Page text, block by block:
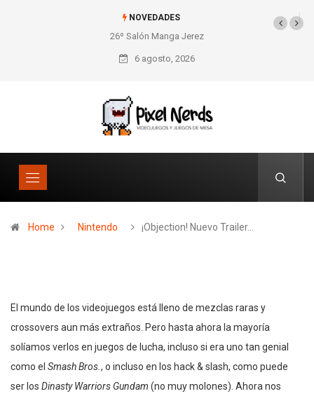
NOVEDADES
26º Salón Manga Jerez SNES Pixel Book para
los amantes de lo retro
6 agosto, 2026
Home Nintendo ¡Objection! Nuevo Trailer…
El mundo de los videojuegos está lleno de mezclas raras y
crossovers aun más extraños. Pero hasta ahora la mayoría
solíamos verlos en juegos de lucha, incluso si era uno tan genial
como el Smash Bros. , o incluso en los hack & slash, como puede
ser los Dinasty Warriors Gundam (no muy molones). Ahora nos